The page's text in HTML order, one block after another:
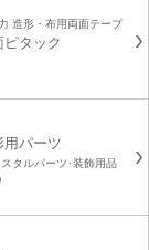
造形・布用両面テープ
ピタック
用パーツ
タルパーツ･装飾用品